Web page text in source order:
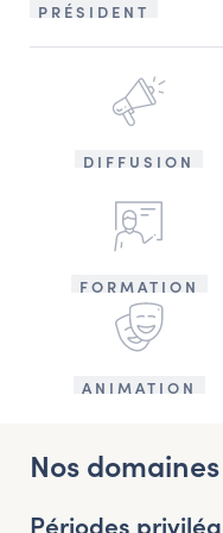
PRÉSIDENT
DIFFUSION
FORMATION
ANIMATION
Nos
Périodes